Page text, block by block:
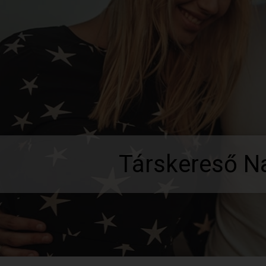
Társkereső